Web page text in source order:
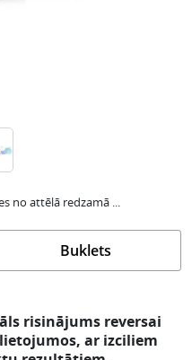
no attēlā redzamā ...
Buklets
risinājums reversai
ar izciliem